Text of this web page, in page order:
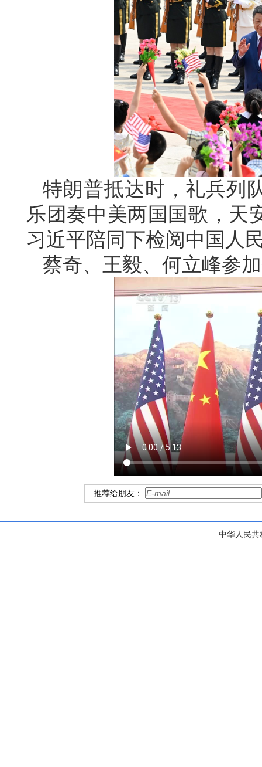
特朗普抵达时，礼兵列
乐团奏中美两国国歌，天
习近平陪同下检阅中国人
蔡奇、王毅、何立峰参
推荐给朋友：
中华人民共